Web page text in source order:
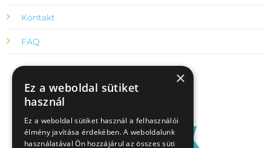
Kontakt
FAQ
×
Ez a weboldal sütiket
használ
Ez a weboldal sütiket használ a felhasználói
élmény javítása érdekében. A weboldalunk
használatával Ön hozzájárul az összes süti